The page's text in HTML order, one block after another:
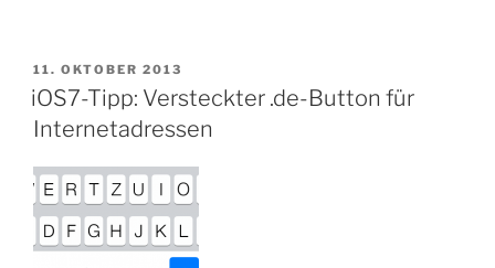
Buttons!“
VERÖFFENTLICHT
AM
11. OKTOBER 2013
iOS7-Tipp: Versteckter .de-Button für
Internetadressen